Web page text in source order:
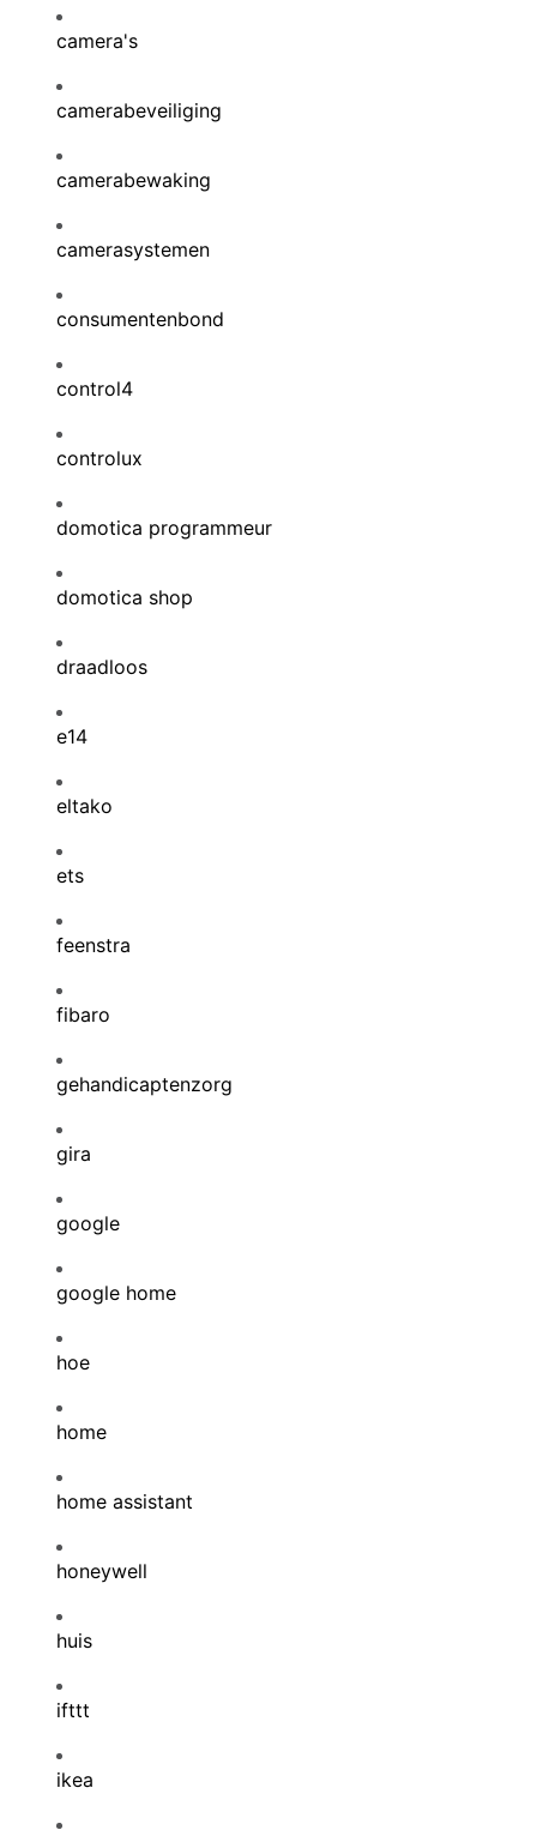
camera's
camerabeveiliging
camerabewaking
camerasystemen
consumentenbond
control4
controlux
domotica programmeur
domotica shop
draadloos
e14
eltako
ets
feenstra
fibaro
gehandicaptenzorg
gira
google
google home
hoe
home
home assistant
honeywell
huis
ifttt
ikea